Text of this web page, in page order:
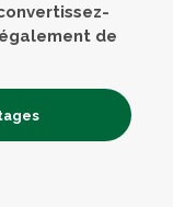
de